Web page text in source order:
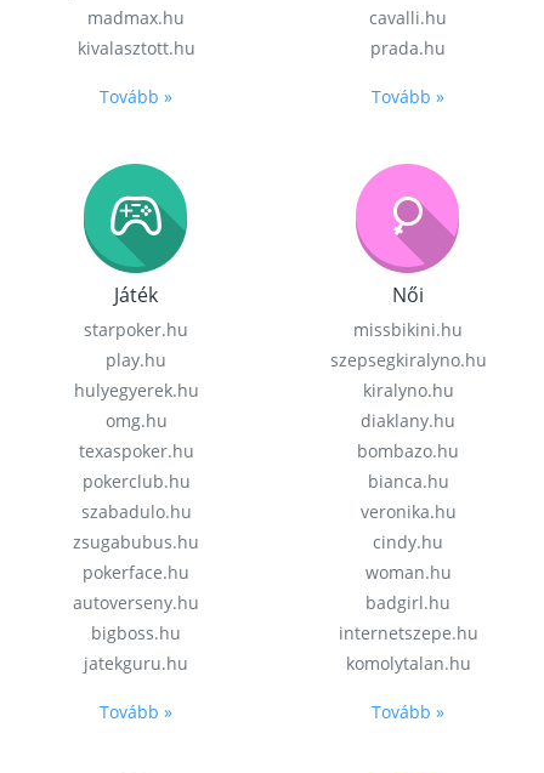
madmax.hu
kivalasztott.hu
Tovább »
cavalli.hu
prada.hu
Tovább »
Játék
starpoker.hu
play.hu
hulyegyerek.hu
omg.hu
texaspoker.hu
pokerclub.hu
szabadulo.hu
zsugabubus.hu
pokerface.hu
autoverseny.hu
bigboss.hu
jatekguru.hu
Tovább »
Női
missbikini.hu
szepsegkiralyno.hu
kiralyno.hu
diaklany.hu
bombazo.hu
bianca.hu
veronika.hu
cindy.hu
woman.hu
badgirl.hu
internetszepe.hu
komolytalan.hu
Tovább »